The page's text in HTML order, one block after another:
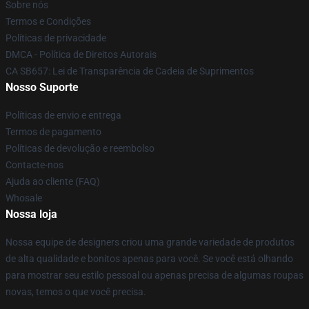
Sobre nós
Termos e Condições
Políticas de privacidade
DMCA - Política de Direitos Autorais
CA SB657: Lei de Transparência de Cadeia de Suprimentos
Nosso Suporte
Políticas de envio e entrega
Termos de pagamento
Políticas de devolução e reembolso
Contacte-nos
Ajuda ao cliente (FAQ)
Whosale
Nossa loja
Nossa equipe de designers criou uma grande variedade de produtos
de alta qualidade e bonitos apenas para você. Se você está olhando
para mostrar seu estilo pessoal ou apenas precisa de algumas roupas
novas, temos o que você precisa.